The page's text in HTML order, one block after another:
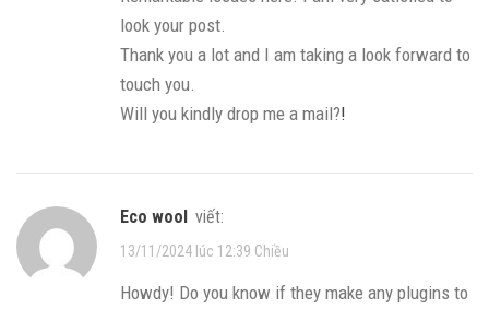
look your post.
Thank you a lot and I am taking a look forward to
touch you.
Will you kindly drop me a mail?!
eco wool viết:
13/11/2024 lúc 12:39 Chiều
Howdy! Do you know if they make any plugins to